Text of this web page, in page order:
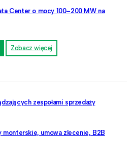
Center o mocy 100–200 MW na
Zobacz więcej
zespołami sprzedaży
umowa zlecenie, B2B